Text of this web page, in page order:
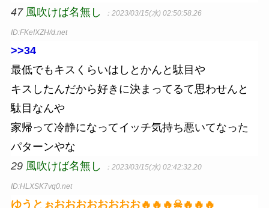
47 風吹けば名無し ：2023/03/15(水) 02:50:58.26
ID:FKeIXZH/d.net
>>34
最低でもキスくらいはしとかんと駄目や
キスしたんだから好きに決まってるて思わせんと
駄目なんや
家帰って冷静になってイッチ気持ち悪いてなった
パターンやな
29 風吹けば名無し ：2023/03/15(水) 02:42:32.20
ID:HLXSK7vq0.net
ゆうとぉおおおおおおおお🔥🔥🔥☠🔥🔥🔥